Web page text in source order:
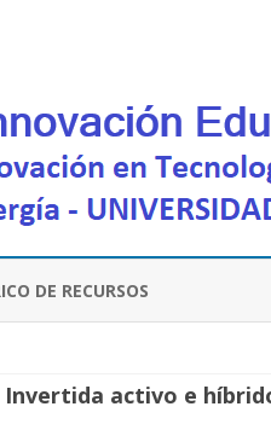
DE RECURSOS
Invertida activo e